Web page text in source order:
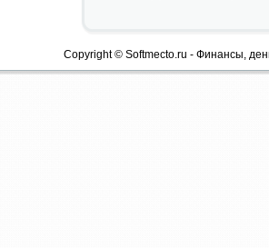
Copyright © Softmecto.ru - Финансы,